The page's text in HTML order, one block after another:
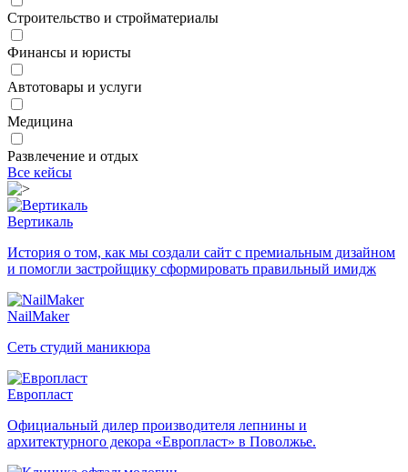
Строительство и стройматериалы
Финансы и юристы
Автотовары и услуги
Медицина
Развлечение и отдых
Все кейсы
Вертикаль
История о том, как мы создали сайт с премиальным дизайном
и помогли застройщику сформировать правильный имидж
NailMaker
Сеть студий маникюра
Европласт
Официальный дилер производителя лепнины и
архитектурного декора «Европласт» в Поволжье.